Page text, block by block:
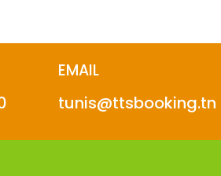
EMAIL
tunis@ttsbooking.tn